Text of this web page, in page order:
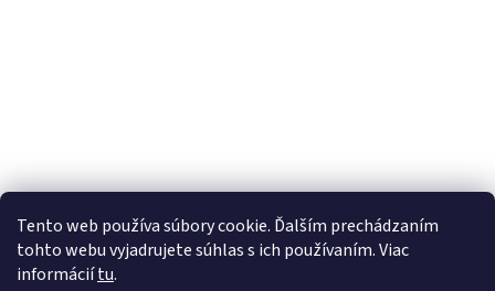
Tento web používa súbory cookie. Ďalším prechádzaním
tohto webu vyjadrujete súhlas s ich používaním. Viac
informáciítu.